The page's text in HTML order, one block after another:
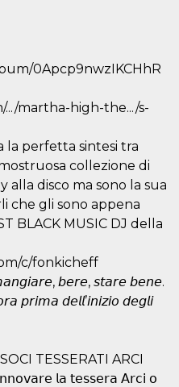
0Apcp9nwzIKCHhR
.../martha-high-the.../s-
la perfetta sintesi tra
collezione di
alla disco ma sono la sua
che gli sono appena
BLACK MUSIC DJ della
c/fonkicheff
𝘣𝘦𝘳𝘦, 𝘴𝘵𝘢𝘳𝘦 𝘣𝘦𝘯𝘦.
𝘱𝘳𝘪𝘮𝘢 𝘥𝘦𝘭𝘭’𝘪𝘯𝘪𝘻𝘪𝘰 𝘥𝘦𝘨𝘭𝘪
TESSERATI ARCI
𝗅𝖺 𝗍𝖾𝗌𝗌𝖾𝗋𝖺 𝖠𝗋𝖼𝗂 𝗈
específico del
sitio, pero un
estado de inicio
de sesión para
páginas.
1 año 1 mes
Esta cookie se
utiliza
generalmente
rendimiento y la
optimización de
los servicios de
almacenamiento
de contenidos
en el navegador
para hacer que
4 semanas 2
días
El servicio
Cookie-